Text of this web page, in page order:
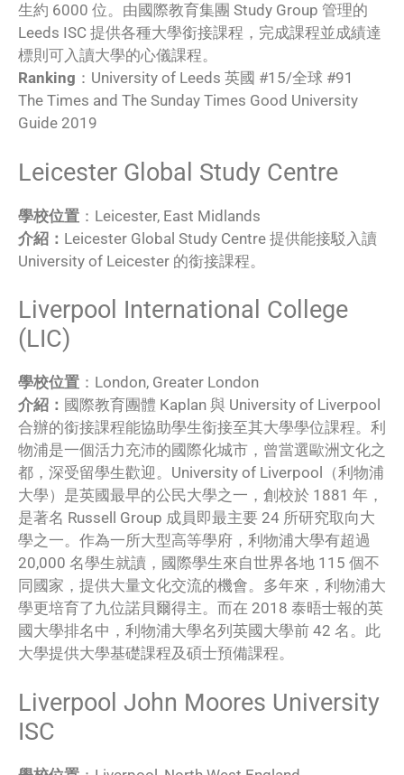
生約 6000 位。由國際教育集團 Study Group 管理的
Leeds ISC 提供各種大學銜接課程，完成課程並成績達
標則可入讀大學的心儀課程。
Ranking ：University of Leeds 英國 #15/全球 #91
The Times and The Sunday Times Good University
Guide 2019
Leicester Global Study Centre
學校位置 ：Leicester, East Midlands
介紹： Leicester Global Study Centre 提供能接駁入讀
University of Leicester 的銜接課程。
Liverpool International College
(LIC)
學校位置 ：London, Greater London
介紹： 國際教育團體 Kaplan 與 University of Liverpool
合辦的銜接課程能協助學生銜接至其大學學位課程。利
物浦是一個活力充沛的國際化城市，曾當選歐洲文化之
都，深受留學生歡迎。University of Liverpool（利物浦
大學）是英國最早的公民大學之一，創校於 1881 年，
是著名 Russell Group 成員即最主要 24 所研究取向大
學之一。作為一所大型高等學府，利物浦大學有超過
20,000 名學生就讀，國際學生來自世界各地 115 個不
同國家，提供大量文化交流的機會。多年來，利物浦大
學更培育了九位諾貝爾得主。而在 2018 泰晤士報的英
國大學排名中，利物浦大學名列英國大學前 42 名。此
大學提供大學基礎課程及碩士預備課程。
Liverpool John Moores University
ISC